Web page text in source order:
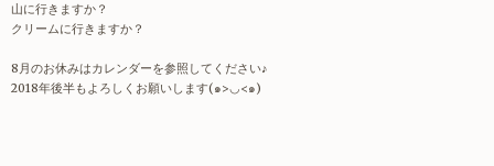
山に行きますか？
クリームに行きますか？
8月のお休みはカレンダーを参照してください♪
2018年後半もよろしくお願いします(๑>◡<๑)